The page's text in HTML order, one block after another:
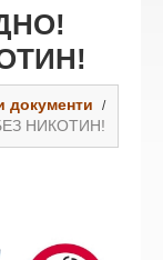
документи
НИКОТИН!